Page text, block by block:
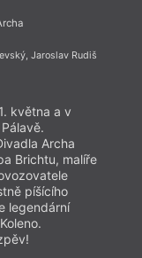
, Jaroslav Rudiš
května a v
Archa
Brichtu, malíře
píšícího
legendární